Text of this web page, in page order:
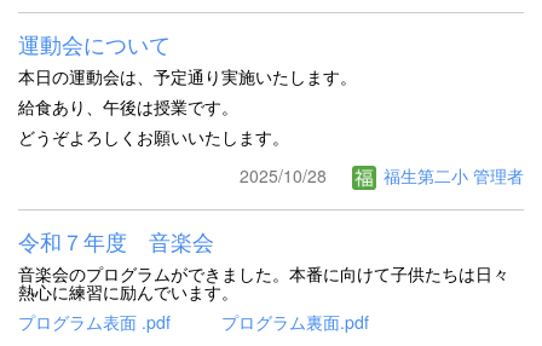
運動会について
本日の運動会は、予定通り実施いたします。
給食あり、午後は授業です。
どうぞよろしくお願いいたします。
2025/10/28
福生第二小 管理者
令和７年度 音楽会
音楽会のプログラムができました。本番に向けて子供たちは日々
熱心に練習に励んでいます。
プログラム表面 .pdf
プログラム裏面.pdf